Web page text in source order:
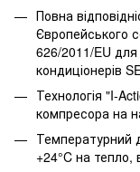
Повна
Європейського
626/2011/EU для
кондиціонерів
Технологія "I-
компресора на
Температурний
+24°C на тепло,